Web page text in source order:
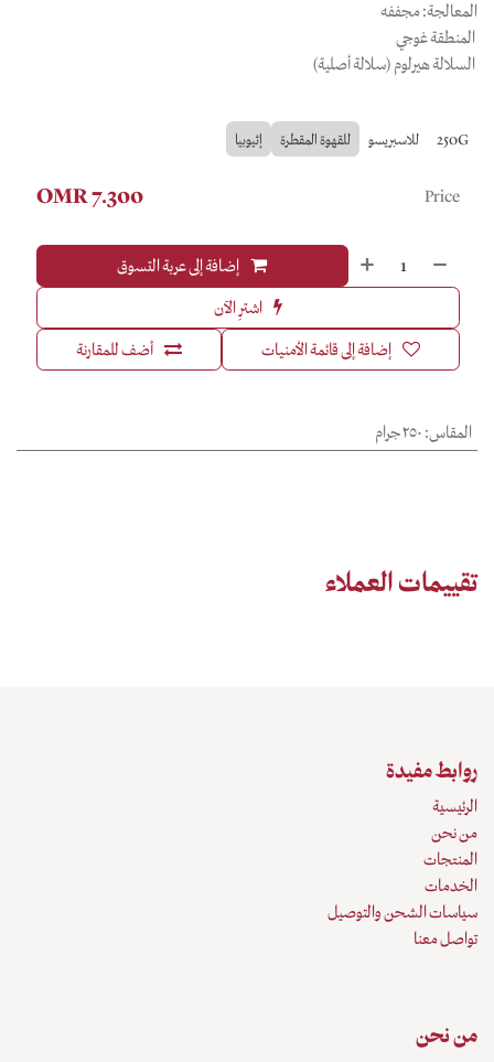
المعالجة: مجففه
المنطقة غوجي
السلالة هيرلوم (سلالة أصلية)
250G للاسبريسو للقهوة المقطرة إثيوبيا
إضافة إلى عربة التسوق
اشترِ الآن
أضف للمقارنة إضافة إلى قائمة الأمنيات
Price
7.300
المقاس: ٢٥٠ جرام
تقييمات العملاء
روابط مفيدة
الرئيسية
من نحن
المنتجات
الخدمات
سياسات الشحن والتوصيل
تواصل معنا
من نحن